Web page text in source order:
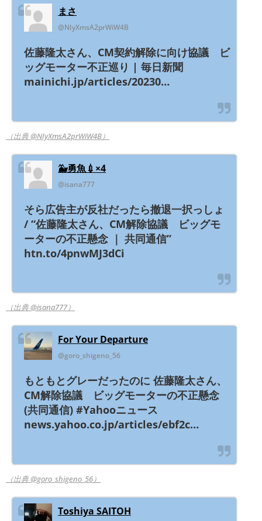
まさ
@NIyXmsA2prWiW4B
佐藤隆太さん、CM契約解除に向け協議 ビ
ッグモーター不正巡り | 毎日新聞
mainichi.jp/articles/20230…
（出典 @NIyXmsA2prWiW4B）
🐳勇魚💉×4
@isana777
そら広告主が反社だったら撤退一択っしょ
/ “佐藤隆太さん、CM解除協議 ビッグモ
ーターの不正懸念 ｜ 共同通信”
htn.to/4pnwMJ3dCi
（出典 @isana777）
For Your Departure
@goro_shigeno_56
もともとグレーだったのに 佐藤隆太さん、
CM解除協議 ビッグモーターの不正懸念
(共同通信) #Yahooニュース
news.yahoo.co.jp/articles/ebf2c…
（出典 @goro_shigeno_56）
Toshiya SAITOH